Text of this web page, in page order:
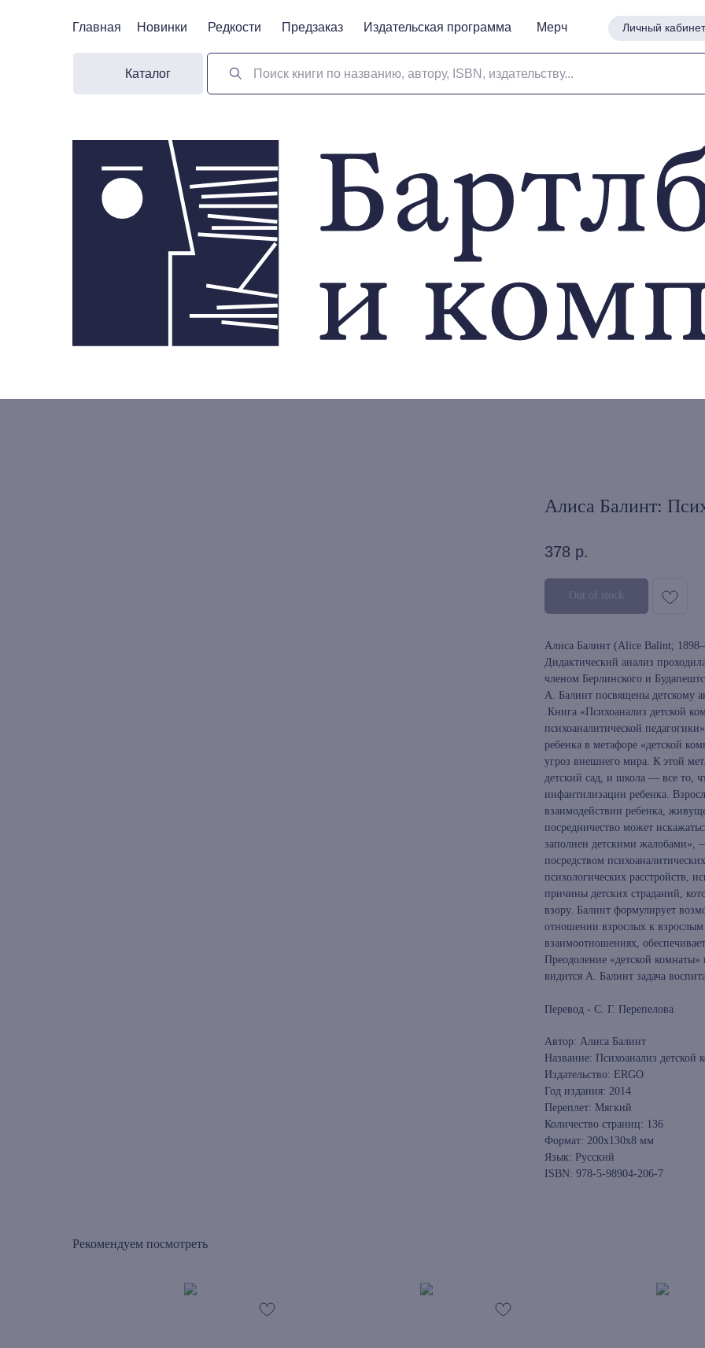
Личный кабинет
Поиск книги по названию, автору, ISBN, издательству...
Новинки Предзаказ Издательская программа Мерч
Редкости
Главная
Каталог
Личный кабинет
Новинки Предзаказ Издательская программа Мерч
Редкости
Главная
Алиса Балинт:
378 р.
Out of stock
Алиса Балинт (Alice Balint;
Дидактический анализ
членом Берлинского и
А. Балинт посвящены детскому
.Книга «Психоанализ детской
психоаналитической
ребенка в метафоре «детской
угроз внешнего мира. К этой
детский сад, и школа — все то,
инфантилизации ребенка.
взаимодействии ребенка,
посредничество может
заполнен детскими жалобами»,
посредством
психологических расстройств,
причины детских страданий,
взору. Балинт формулирует
отношении взрослых к
взаимоотношениях,
Преодоление «детской
видится А. Балинт задача
Перевод - С. Г. Перепелова
Автор: Алиса Балинт
Название: Психоанализ детской
Издательство: ERGO
Год издания: 2014
Переплет: Мягкий
Количество страниц: 136
Формат: 200x130x8 мм
Язык: Русский
ISBN: 978-5-98904-206-7
Рекомендуем посмотреть